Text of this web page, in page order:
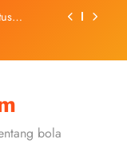
Tes
bola